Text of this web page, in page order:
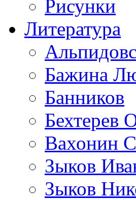
Рисунки
Литература
Бажина
Банников
Бехтерев
Вахонин
Зыков
Зыков